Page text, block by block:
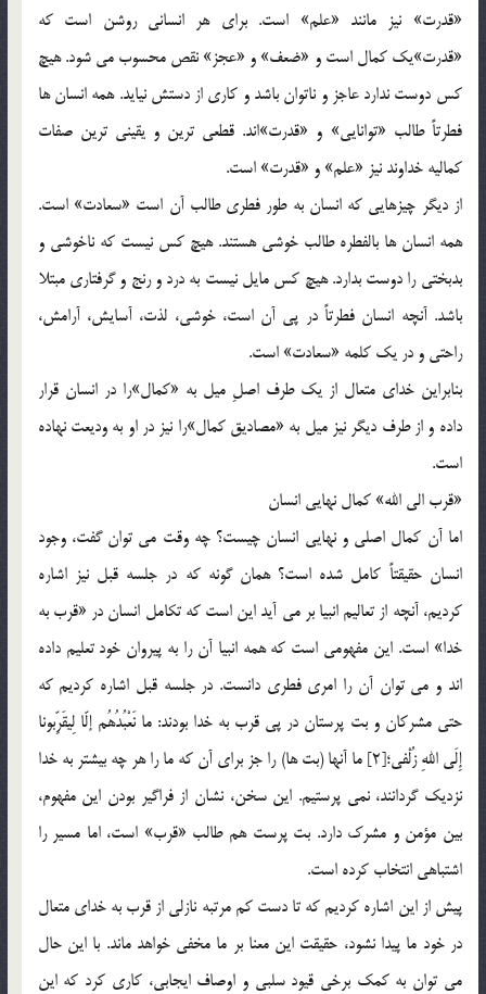
«قدرت» نيز مانند «علم» است. براي هر انساني روشن است كه
«قدرت»‌يك كمال است و «ضعف» و «عجز» نقص محسوب مي شود. هيچ
كس دوست ندارد عاجز و ناتوان باشد و كاري از دستش نيايد. همه انسان ها
فطرتاً طالب «توانايي» و «قدرت»اند. قطعي ترين و يقيني ترين صفات
كماليه خداوند نيز «علم» و «قدرت» است.
از ديگر چيزهايي كه انسان به طور فطري طالب آن است «سعادت» است.
همه انسان ها بالفطره طالب خوشي هستند. هيچ كس نيست كه ناخوشي و
بدبختي را دوست بدارد. هيچ كس مايل نيست به درد و رنج و گرفتاري مبتلا
باشد. آنچه انسان فطرتاً در پي آن است، خوشي، لذت، آسايش، آرامش،
راحتي و در يك كلمه «سعادت» است.
بنابراين خداي متعال از يك طرف اصلِ ميل به «كمال»‌را در انسان قرار
داده و از طرف ديگر نيز ميل به «مصاديق كمال»‌را نيز در او به وديعت نهاده
است.
«قرب الي الله» كمال نهايي انسان
اما آن كمال اصلي و نهايي انسان چيست؟ چه وقت مي توان گفت، وجود
انسان حقيقتاً كامل شده است؟ همان گونه كه در جلسه قبل نيز اشاره
كرديم، آنچه از تعاليم انبيا بر مي‌ آيد اين است كه تكامل انسان در «قرب به
خدا»‌ است. اين مفهومي است كه همه انبيا آن را به پيروان خود تعليم داده
اند و مي توان آن را امري فطري دانست. در جلسه قبل اشاره كرديم كه
حتي مشركان و بت پرستان در پي قرب به خدا بودند: ما نَعْبُدُهُم إلّا لِيقَرِّبونا
إِلَي اللهِ زُلْفي؛[2] ما آنها (بت ها) را جز براي آن كه ما را هر چه بيشتر به خدا
نزديك گردانند، نمي پرستيم. اين سخن، نشان از فراگير بودن اين مفهوم،
بين مؤمن و مشرك دارد. بت پرست هم طالب «قرب» است، اما مسير را
اشتباهي انتخاب كرده است.
پيش از اين اشاره كرديم كه تا دست كم مرتبه نازلي از قرب به خداي متعال
در خود ما پيدا نشود، حقيقت اين معنا بر ما مخفي خواهد ماند. با اين حال
مي توان به كمك برخي قيود سلبي و اوصاف ايجابي، كاري كرد كه اين